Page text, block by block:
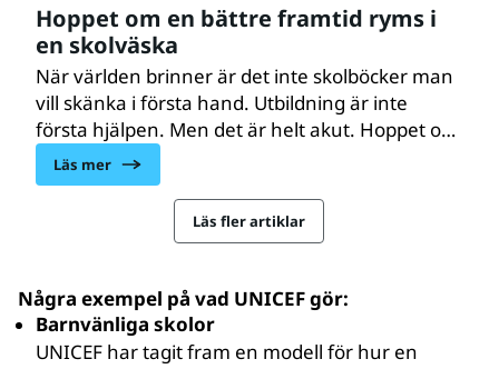
Hoppet om en bättre framtid ryms i
en skolväska
När världen brinner är det inte skolböcker man
vill skänka i första hand. Utbildning är inte
första hjälpen. Men det är helt akut. Hoppet om
en bättre värld, och ett bättre liv, ryms i
en skolväska.
Läs mer
Läs fler artiklar
Några exempel på vad UNICEF gör:
Barnvänliga skolor
UNICEF har tagit fram en modell för hur en